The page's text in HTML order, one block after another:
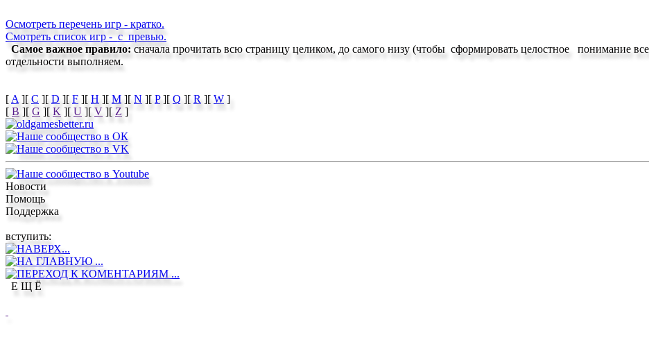
Осмотреть перечень игр - кратко.
Смотреть список игр - с превью.
Самое важное правило: сначала прочитать всю страницу целиком, до самого низу (чтобы сформировать целостное понимание
отдельности выполняем.
[ A ][ C ][ D ][ F ][ H ][ M ][ N ][ P][ Q ][ R ][ W ]
[ B ][ G ][ K ][ U ][ V ][ Z ]
Новости
Помощь
Поддержка
вступить:
Е Щ Ё